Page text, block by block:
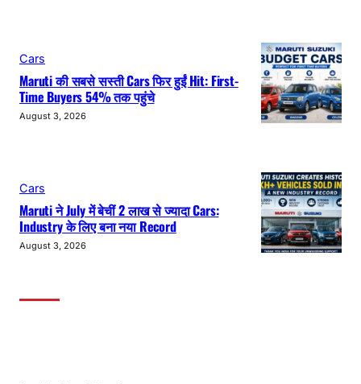
Cars
Maruti की सबसे सस्ती Cars फिर हुईं Hit: First-
Time Buyers 54% तक पहुंचे
August 3, 2026
Cars
Maruti ने July में बेचीं 2 लाख से ज्यादा Cars:
Industry के लिए बना नया Record
August 3, 2026